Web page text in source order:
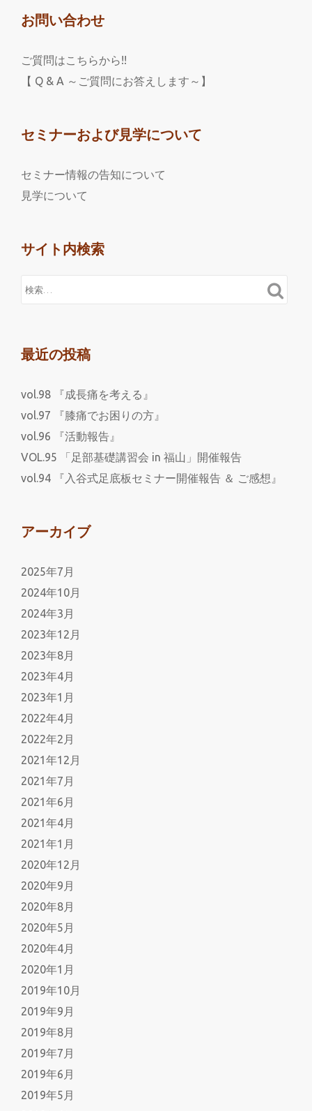
お問い合わせ
ご質問はこちらから!!
【 Q & A ～ご質問にお答えします～】
セミナーおよび見学について
セミナー情報の告知について
見学について
サイト内検索
最近の投稿
vol.98 『成長痛を考える』
vol.97 『膝痛でお困りの方』
vol.96 『活動報告』
VOL.95 「足部基礎講習会 in 福山」開催報告
vol.94 『入谷式足底板セミナー開催報告 ＆ ご感想』
アーカイブ
2025年7月
2024年10月
2024年3月
2023年12月
2023年8月
2023年4月
2023年1月
2022年4月
2022年2月
2021年12月
2021年7月
2021年6月
2021年4月
2021年1月
2020年12月
2020年9月
2020年8月
2020年5月
2020年4月
2020年1月
2019年10月
2019年9月
2019年8月
2019年7月
2019年6月
2019年5月